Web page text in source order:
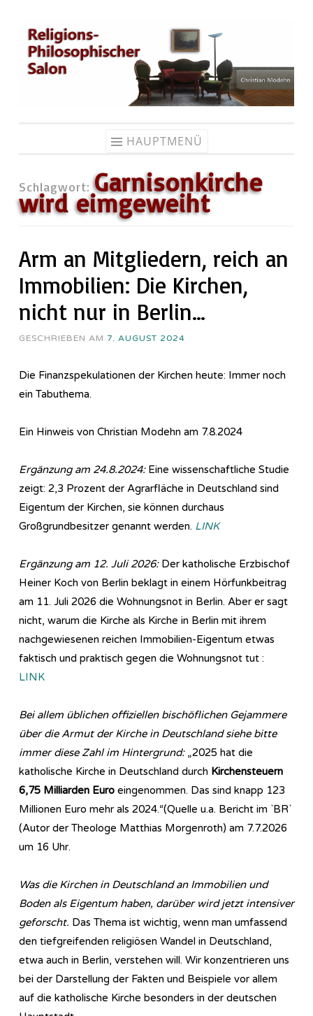
Zum
Inhalt
springen
HAUPTMENÜ
Schlagwort:Garnisonkirche
wird eimgeweiht
Arm an Mitgliedern, reich an
Immobilien: Die Kirchen,
nicht nur in Berlin…
GESCHRIEBEN AM 7. AUGUST 2024
Die Finanzspekulationen der Kirchen heute: Immer noch
ein Tabuthema.
Ein Hinweis von Christian Modehn am 7.8.2024
Ergänzung am 24.8.2024:Eine wissenschaftliche Studie
zeigt: 2,3 Prozent der Agrarfläche in Deutschland sind
Eigentum der Kirchen, sie können durchaus
Großgrundbesitzer genannt werden. LINK
Ergänzung am 12. Juli 2026:Der katholische Erzbischof
Heiner Koch von Berlin beklagt in einem Hörfunkbeitrag
am 11. Juli 2026 die Wohnungsnot in Berlin. Aber er sagt
nicht, warum die Kirche als Kirche in Berlin mit ihrem
nachgewiesenen reichen Immobilien-Eigentum etwas
faktisch und praktisch gegen die Wohnungsnot tut :
LINK
Bei allem üblichen offiziellen bischöflichen Gejammere
über die Armut der Kirche in Deutschland siehe bitte
immer diese Zahl im Hintergrund:„2025 hat die
katholische Kirche in Deutschland durch Kirchensteuern
6,75 Milliarden Euro eingenommen. Das sind knapp 123
Millionen Euro mehr als 2024.“(Quelle u.a. Bericht im `BR`
(Autor der Theologe Matthias Morgenroth) am 7.7.2026
um 16 Uhr.
Was die Kirchen in Deutschland an Immobilien und
Boden als Eigentum haben, darüber wird jetzt intensiver
geforscht. Das Thema ist wichtig, wenn man umfassend
den tiefgreifenden religiösen Wandel in Deutschland,
etwa auch in Berlin, verstehen will. Wir konzentrieren uns
bei der Darstellung der Fakten und Beispiele vor allem
auf die katholische Kirche besonders in der deutschen